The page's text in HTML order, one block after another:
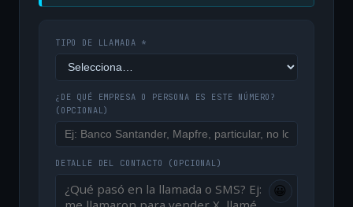
TIPO DE LLAMADA *
¿DE QUÉ EMPRESA O PERSONA ES ESTE NÚMERO?
(OPCIONAL)
DETALLE DEL CONTACTO (OPCIONAL)
😀